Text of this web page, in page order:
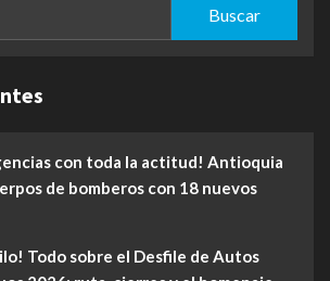
con toda la actitud! Antioquia
de bomberos con 18 nuevos
Todo sobre el Desfile de Autos